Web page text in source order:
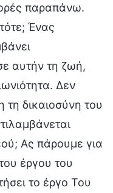
παραπάνω.
Ένας
αυτήν τη ζωή,
Δεν
τη δικαιοσύνη του
Ας πάρουμε για
έργου του
το έργο Του